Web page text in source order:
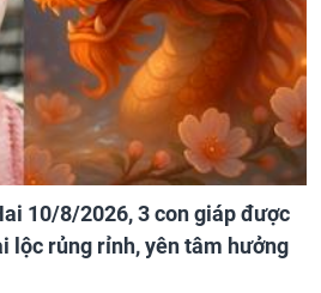
10/8/2026, 3 con giáp được
lộc rủng rỉnh, yên tâm hưởng